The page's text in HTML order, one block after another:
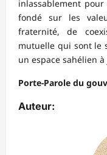
inlassablement
fondé sur les
fraternité, de
mutuelle qui sont le
un espace sahélien
Porte-Parole du
Auteur: